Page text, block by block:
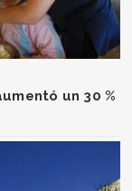
un 30 %